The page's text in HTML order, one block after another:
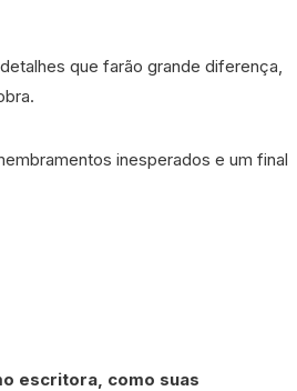
que farão grande diferença,
inesperados e um final
escritora, como suas